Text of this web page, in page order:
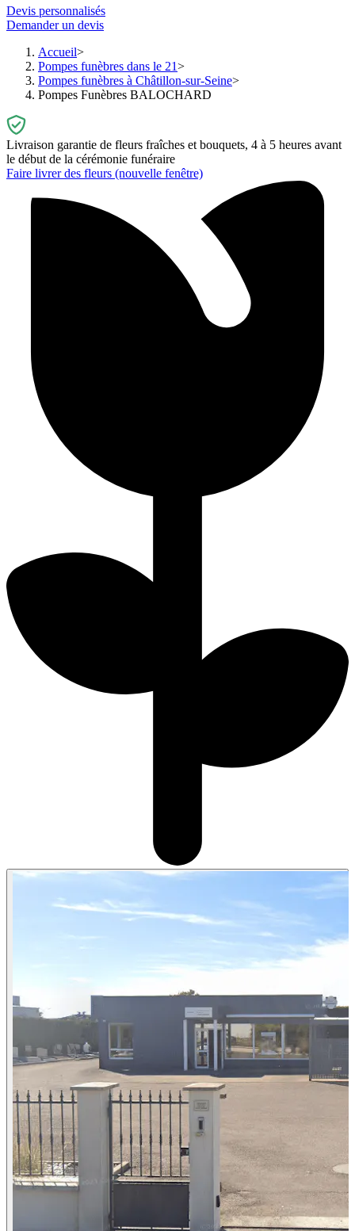
Devis personnalisés
Demander un devis
Accueil
Pompes funèbres dans le 21
Pompes funèbres à Châtillon-sur-Seine
Pompes Funèbres BALOCHARD
Livraison garantie de fleurs fraîches et bouquets, 4 à 5 heures avant
le début de la cérémonie funéraire
Faire livrer des fleurs (nouvelle fenêtre)